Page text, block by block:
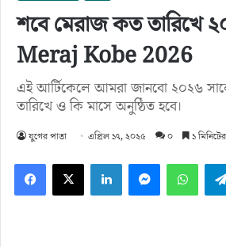
শবে মেরাজ কত তারিখে
Meraj Kobe 2026
এই আর্টিকেলে আমরা জানবো ২০২৬
তারিখে ও কি মাসে অনুষ্ঠিত হবে।
যুগের পাতা এপ্রিল ১৭, ২০২৫ ০ ১
Facebook
X LinkedInMessenger